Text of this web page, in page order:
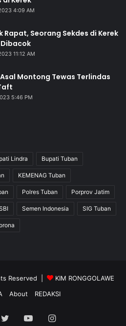
4:09 AM
Rapat, Seorang Sekdes di Kerek
11:12 AM
Montong Tewas Terlindas
5:46 PM
Lindra Bupati Tuban
KEMENAG Tuban
Polres Tuban Porprov Jatim
Semen Indonesia SIG Tuban
Reserved |
KIM RONGGOLAWE
About REDAKSI
Twitter YouTubeInstagram